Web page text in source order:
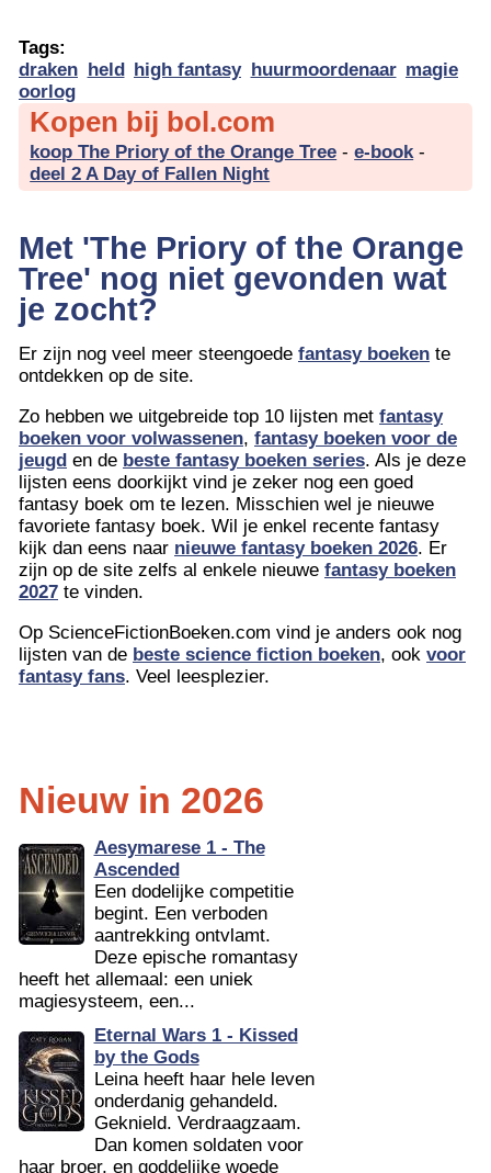
Tags:
draken held high fantasy huurmoordenaar magie
oorlog
Kopen bij bol.com
koop The Priory of the Orange Tree -e-book-
deel 2 A Day of Fallen Night
Met 'The Priory of the Orange
Tree' nog niet gevonden wat
je zocht?
Er zijn nog veel meer steengoede fantasy boeken te
ontdekken op de site.
Zo hebben we uitgebreide top 10 lijsten met fantasy
boeken voor volwassenen, fantasy boeken voor de
jeugd en de beste fantasy boeken series. Als je deze
lijsten eens doorkijkt vind je zeker nog een goed
fantasy boek om te lezen. Misschien wel je nieuwe
favoriete fantasy boek. Wil je enkel recente fantasy
kijk dan eens naar nieuwe fantasy boeken 2026. Er
zijn op de site zelfs al enkele nieuwe fantasy boeken
2027 te vinden.
Op ScienceFictionBoeken.com vind je anders ook nog
lijsten van de beste science fiction boeken, ook voor
fantasy fans. Veel leesplezier.
Nieuw in 2026
Aesymarese 1 - The
Ascended
Een dodelijke competitie
begint. Een verboden
aantrekking ontvlamt.
Deze epische romantasy
heeft het allemaal: een uniek
magiesysteem, een...
Eternal Wars 1 - Kissed
by the Gods
Leina heeft haar hele leven
onderdanig gehandeld.
Geknield. Verdraagzaam.
Dan komen soldaten voor
haar broer, en goddelijke woede